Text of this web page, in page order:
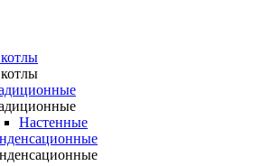
Настенные